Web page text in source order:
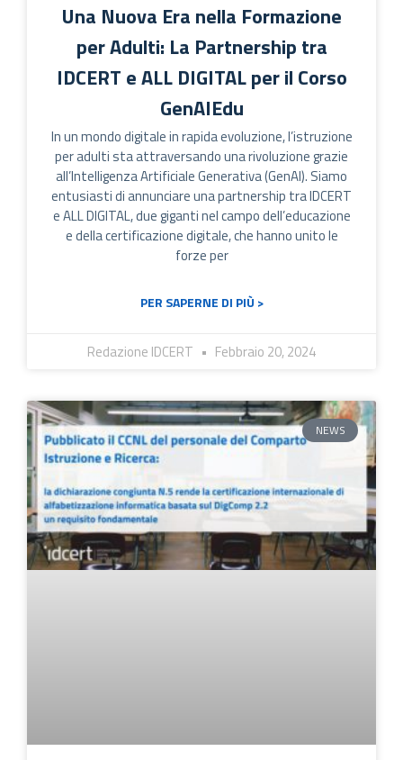
Una Nuova Era nella Formazione
per Adulti: La Partnership tra
IDCERT e ALL DIGITAL per il Corso
GenAIEdu
In un mondo digitale in rapida evoluzione, l’istruzione
per adulti sta attraversando una rivoluzione grazie
all’Intelligenza Artificiale Generativa (GenAI). Siamo
entusiasti di annunciare una partnership tra IDCERT
e ALL DIGITAL, due giganti nel campo dell’educazione
e della certificazione digitale, che hanno unito le
forze per
PER SAPERNE DI PIÙ >
Redazione IDCERT Febbraio 20, 2024
NEWS